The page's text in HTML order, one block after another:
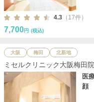
4.3 （17件）
7,700円 (税込)
大阪 梅田 北新地
ミセルクリニック大阪梅田院
医
顔